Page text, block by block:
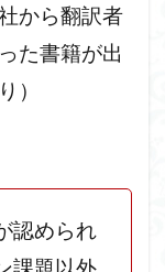
から翻訳者
た書籍が出
）
認められ